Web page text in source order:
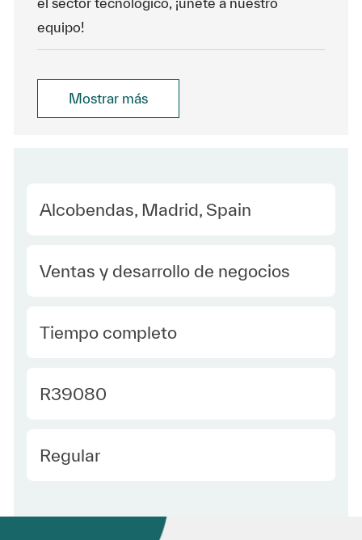
equipo!
Mostrar más
Location
Alcobendas, Madrid, Spain
Category
Ventas y desarrollo de negocios
type Spanish
Tiempo completo
Required Id
R39080
Employee Type Spanish
Regular